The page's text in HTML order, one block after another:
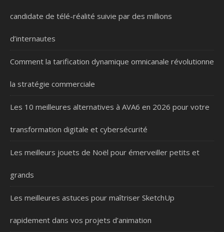
candidate de télé-réalité suivie par des millions
d’internautes
Comment la tarification dynamique omnicanale révolutionne
la stratégie commerciale
Les 10 meilleures alternatives à AVA6 en 2026 pour votre
transformation digitale et cybersécurité
Les meilleurs jouets de Noël pour émerveiller petits et
grands
Les meilleures astuces pour maîtriser SketchUp
rapidement dans vos projets d’animation